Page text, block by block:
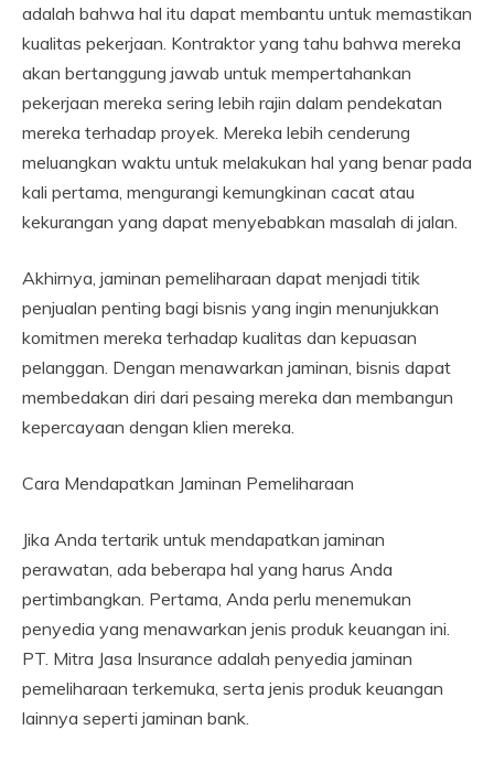
adalah bahwa hal itu dapat membantu untuk memastikan
kualitas pekerjaan. Kontraktor yang tahu bahwa mereka
akan bertanggung jawab untuk mempertahankan
pekerjaan mereka sering lebih rajin dalam pendekatan
mereka terhadap proyek. Mereka lebih cenderung
meluangkan waktu untuk melakukan hal yang benar pada
kali pertama, mengurangi kemungkinan cacat atau
kekurangan yang dapat menyebabkan masalah di jalan.
Akhirnya, jaminan pemeliharaan dapat menjadi titik
penjualan penting bagi bisnis yang ingin menunjukkan
komitmen mereka terhadap kualitas dan kepuasan
pelanggan. Dengan menawarkan jaminan, bisnis dapat
membedakan diri dari pesaing mereka dan membangun
kepercayaan dengan klien mereka.
Cara Mendapatkan Jaminan Pemeliharaan
Jika Anda tertarik untuk mendapatkan jaminan
perawatan, ada beberapa hal yang harus Anda
pertimbangkan. Pertama, Anda perlu menemukan
penyedia yang menawarkan jenis produk keuangan ini.
PT. Mitra Jasa Insurance adalah penyedia jaminan
pemeliharaan terkemuka, serta jenis produk keuangan
lainnya seperti jaminan bank.